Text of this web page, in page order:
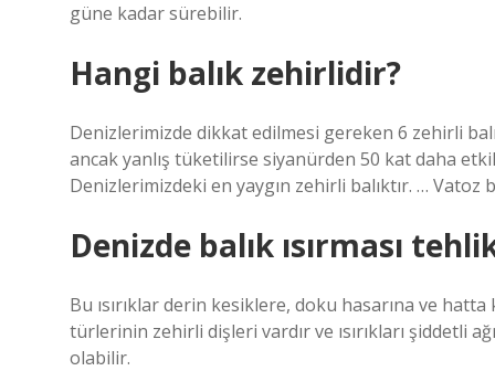
güne kadar sürebilir.
Hangi balık zehirlidir?
Denizlerimizde dikkat edilmesi gereken 6 zehirli
ancak yanlış tüketilirse siyanürden 50 kat daha
Denizlerimizdeki en yaygın zehirli balıktır. … Vatoz
Denizde balık ısırması
Bu ısırıklar derin kesiklere, doku hasarına ve hatta
türlerinin zehirli dişleri vardır ve ısırıkları şiddetli
olabilir.